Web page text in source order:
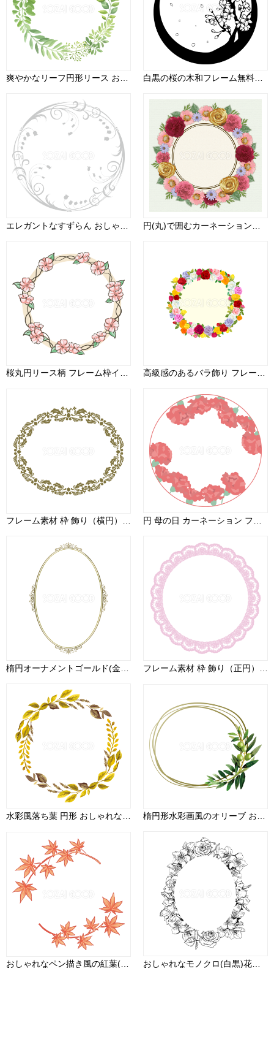
爽やかなリーフ円形リース おしゃれなボタニカル風(植物)のフレーム枠イラスト無料 フリー86526 白黒の桜の木和フレーム無料イラスト／春41808
エレガントなすずらん おしゃれ 正円 丸 フレーム枠イラスト(無料)フリー85562 円(丸)で囲むカーネーションやバラ等のフレーム枠飾り29997
桜丸円リース柄 フレーム枠イラスト無料 フリー88493 高級感のあるバラ飾り フレーム素材 飾り枠無料背景イラスト
フレーム素材 枠 飾り（横円） 148 円 母の日 カーネーション フレーム枠 おしゃれ イラスト無料 フリー88944
楕円オーナメントゴールド(金)の縦フレーム枠イラスト無料 フリー88021 フレーム素材 枠 飾り（正円）24156
水彩風落ち葉 円形 おしゃれなボタニカル風(植物)のフレーム枠イラスト無料 フリー86695 楕円形水彩画風のオリーブ おしゃれなボタニカル風(植物)のフレーム枠イラスト無料 フリー86481
おしゃれなペン描き風の紅葉(もみじ)の枝の円状のフレーム枠 秋イラスト無料 フリー87354 おしゃれなモノクロ(白黒)花フレーム枠 手書き 楕円 ボタニカル(植物)イラスト無料 フリー88080